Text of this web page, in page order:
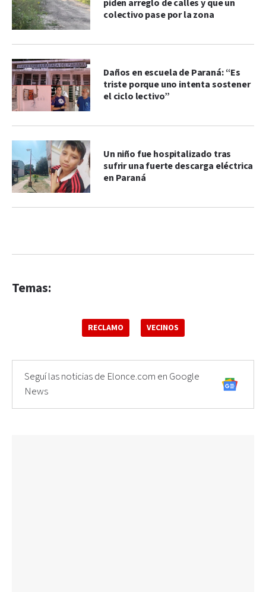
piden arreglo de calles y que un
colectivo pase por la zona
Daños en escuela de Paraná: “Es
triste porque uno intenta sostener
el ciclo lectivo”
Un niño fue hospitalizado tras
sufrir una fuerte descarga eléctrica
en Paraná
Temas:
RECLAMO VECINOS
Seguí las noticias de Elonce.com en Google
News